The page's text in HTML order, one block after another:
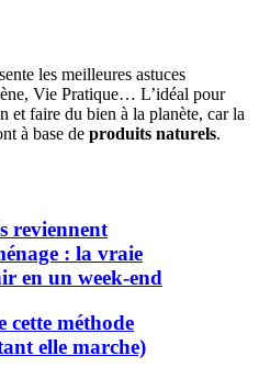
les meilleures astuces
Vie Pratique… L’idéal pour
et faire du bien à la planète, car la
à base de produits naturels.
reviennent
: la vraie
en un week-end
cette méthode
elle marche)